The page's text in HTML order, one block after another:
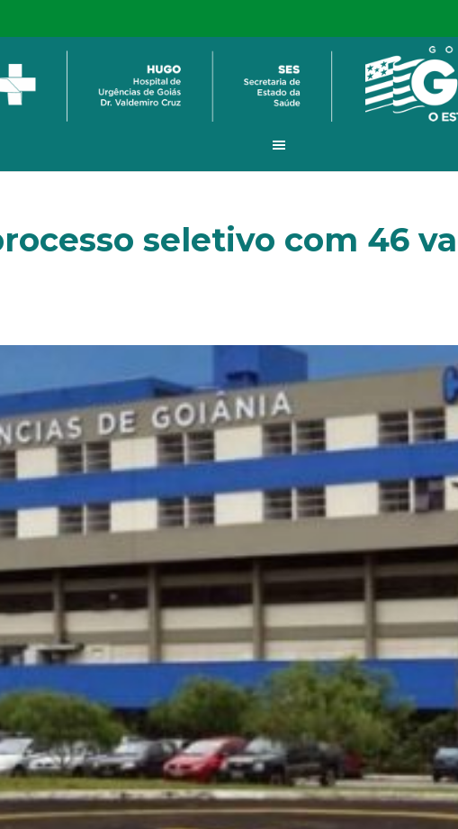
seletivo com 46